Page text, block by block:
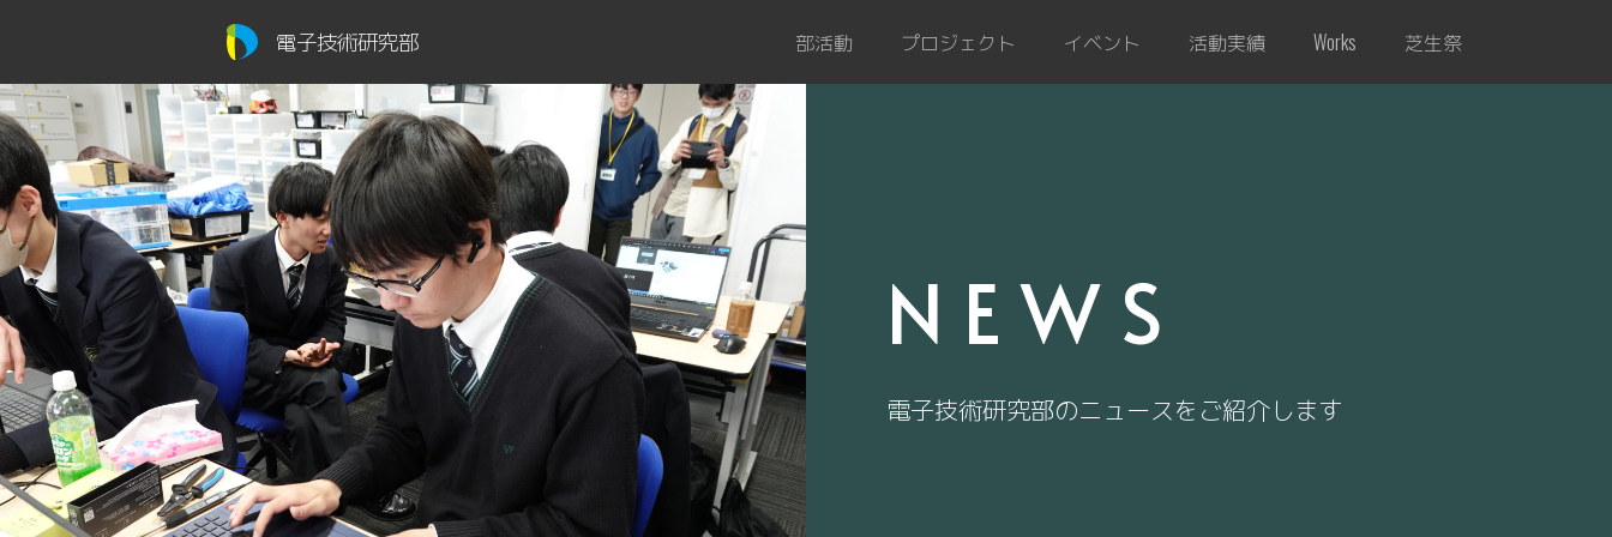
電子技術研究部 部活動 プロジェクト イベント 活動実績 Works 芝生祭
NEWS
電子技術研究部のニュースをご紹介します